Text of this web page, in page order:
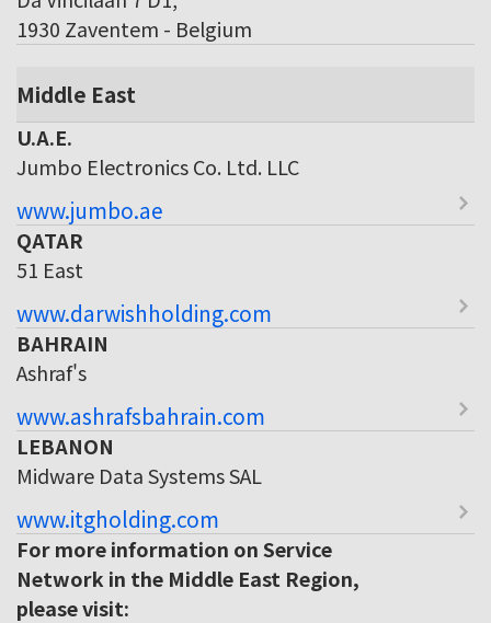
1930 Zaventem - Belgium
Middle East
U.A.E.
Jumbo Electronics Co. Ltd. LLC
www.jumbo.ae
QATAR
51 East
www.darwishholding.com
BAHRAIN
Ashraf's
www.ashrafsbahrain.com
LEBANON
Midware Data Systems SAL
www.itgholding.com
For more information on Service
Network in the Middle East Region,
please visit: